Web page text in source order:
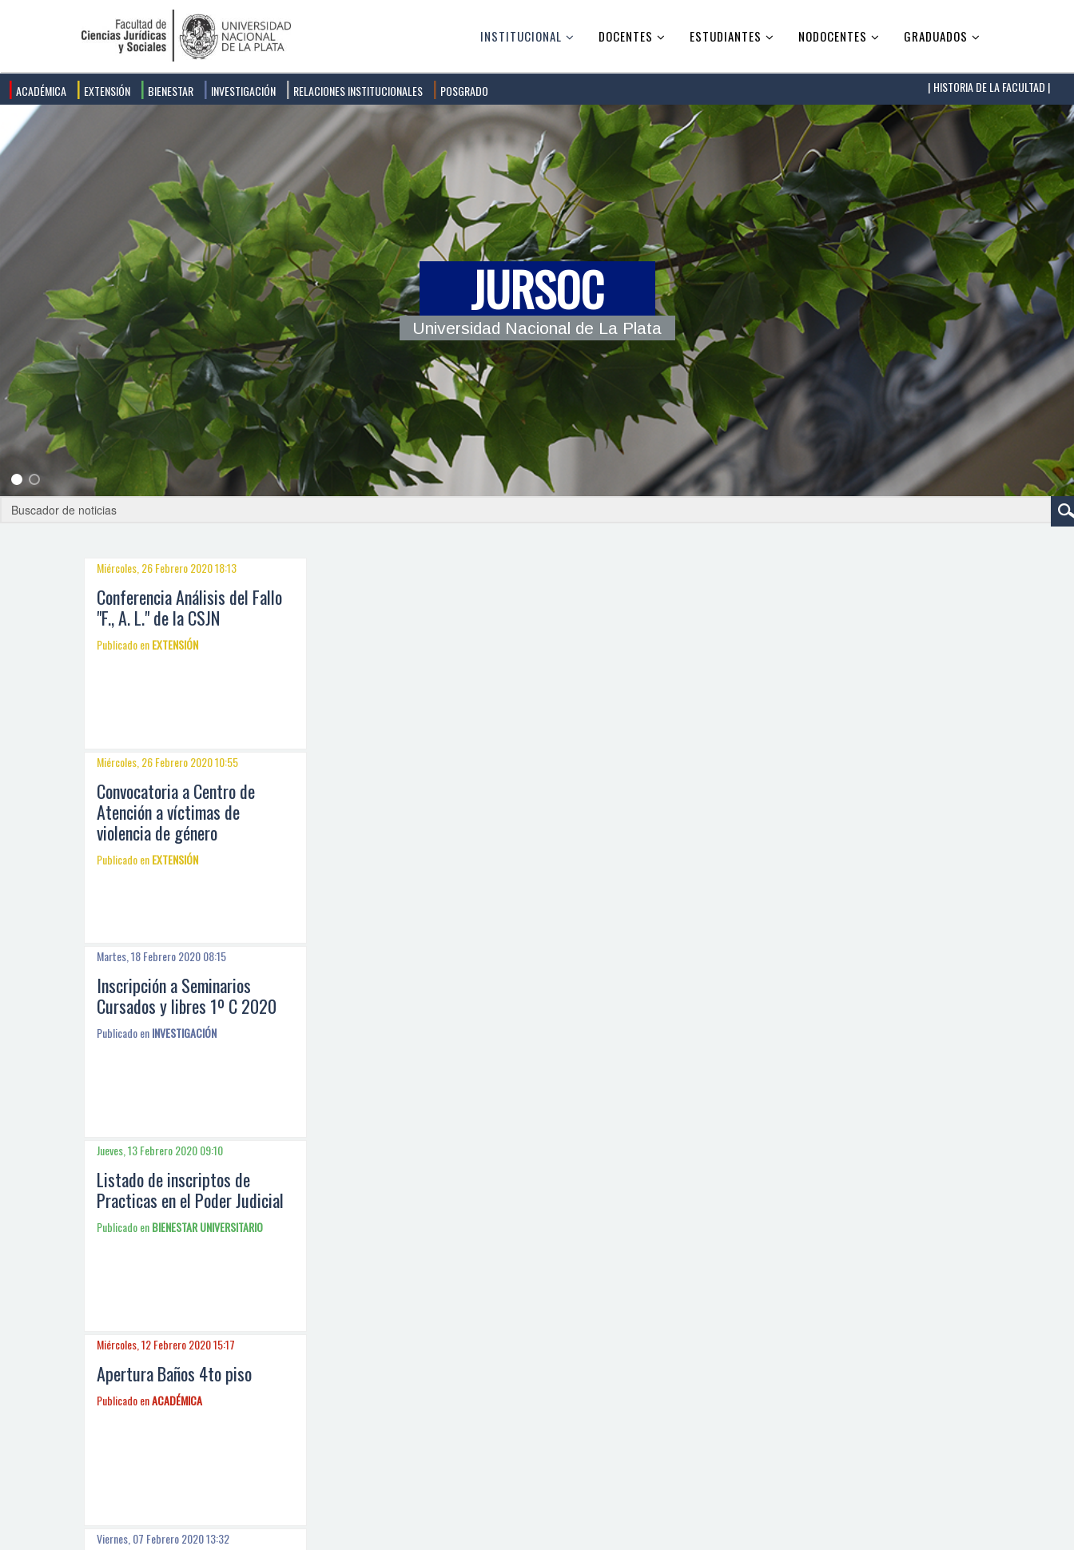
INSTITUCIONAL DOCENTES ESTUDIANTES NODOCENTES GRADUADOS
ACADÉMICA EXTENSIÓN BIENESTAR INVESTIGACIÓN RELACIONES INSTITUCIONALES POSGRADO HISTORIA DE LA FACULTAD |
JURSOC
Universidad Nacional de La Plata
Miércoles, 26 Febrero 2020 18:13
Conferencia Análisis del Fallo
"F., A. L." de la CSJN
Publicado enEXTENSIÓN
Miércoles, 26 Febrero 2020 10:55
Convocatoria a Centro de
Atención a víctimas de
violencia de género
Publicado enEXTENSIÓN
Martes, 18 Febrero 2020 08:15
Inscripción a Seminarios
Cursados y libres 1º C 2020
Publicado enINVESTIGACIÓN
Jueves, 13 Febrero 2020 09:10
Listado de inscriptos de
Practicas en el Poder Judicial
Publicado enBIENESTAR UNIVERSITARIO
Miércoles, 12 Febrero 2020 15:17
Apertura Baños 4to piso
Publicado enACADÉMICA
Viernes, 07 Febrero 2020 13:32